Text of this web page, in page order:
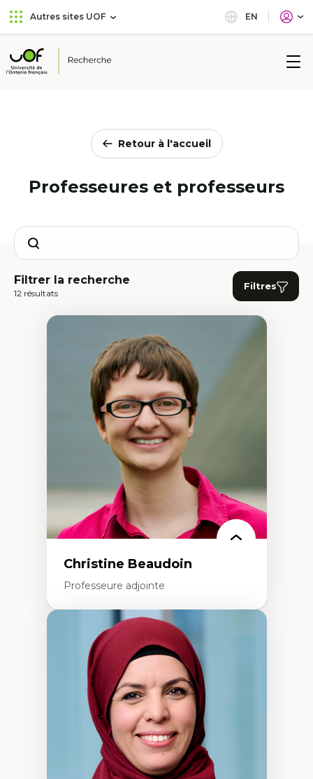
Aller
au
principal
Passer
au
Autres sites UOF EN
Université
Retour à l'accueil
Professeures et professeurs
Search
Filtrer la recherche
12 résultats
Filtres
Christine Beaudoin
Professeure adjointe
Expertises
Méthodes de recherche
Acteurs plus qu'humains
Approches socio-écologiques
Conservation de la biodiversité
Collaboration et méthodes participatives
Études des sciences
Relations humain-environnement
Transdisciplinarité